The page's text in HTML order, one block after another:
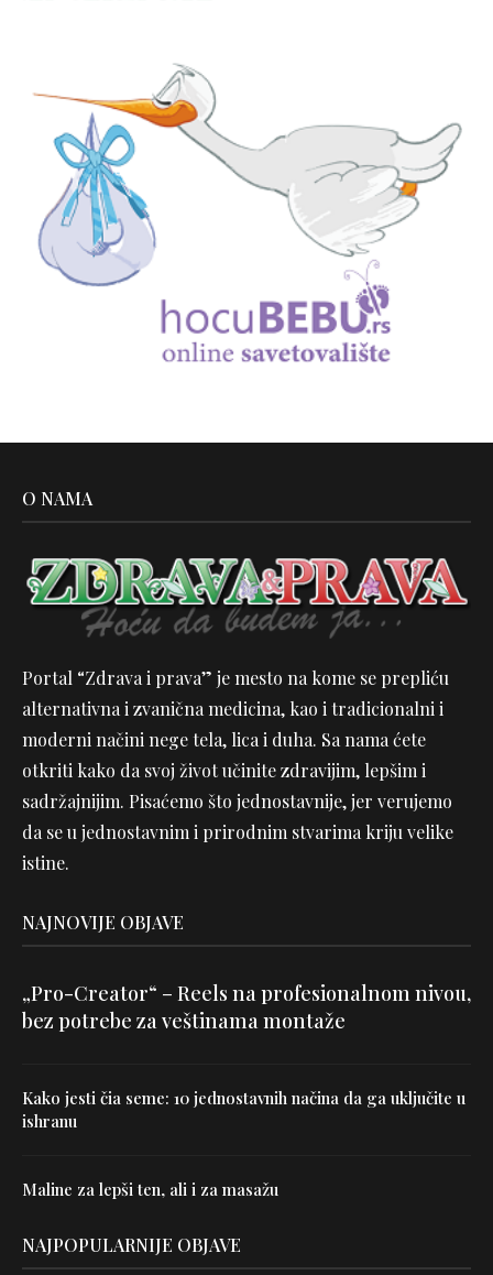
O NAMA
Portal “Zdrava i prava” je mesto na kome se prepliću
alternativna i zvanična medicina, kao i tradicionalni i
moderni načini nege tela, lica i duha. Sa nama ćete
otkriti kako da svoj život učinite zdravijim, lepšim i
sadržajnijim. Pisaćemo što jednostavnije, jer verujemo
da se u jednostavnim i prirodnim stvarima kriju velike
istine.
NAJNOVIJE OBJAVE
„Pro-Creator“ – Reels na profesionalnom nivou,
bez potrebe za veštinama montaže
Kako jesti čia seme: 10 jednostavnih načina da ga uključite u
ishranu
Maline za lepši ten, ali i za masažu
NAJPOPULARNIJE OBJAVE